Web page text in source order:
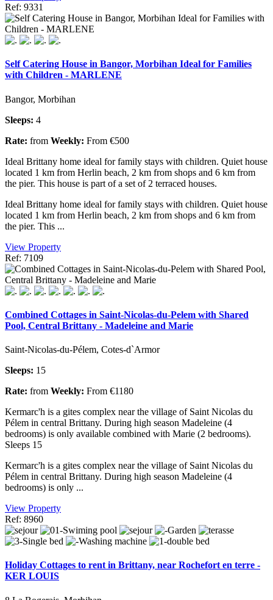
Ref: 9331
Self Catering House in Bangor, Morbihan Ideal for Families
with Children - MARLENE
Bangor, Morbihan
Sleeps: 4
Rate: from Weekly: From €500
Ideal Brittany home ideal for family stays with children. Quiet house
located 1 km from Herlin beach, 2 km from shops and 6 km from
the pier. This house is part of a set of 2 terraced houses.
Ideal Brittany home ideal for family stays with children. Quiet house
located 1 km from Herlin beach, 2 km from shops and 6 km from
the pier. This ...
View Property
Ref: 7109
Combined Cottages in Saint-Nicolas-du-Pelem with Shared
Pool, Central Brittany - Madeleine and Marie
Saint-Nicolas-du-Pélem, Cotes-d`Armor
Sleeps: 15
Rate: from Weekly: From €1180
Kermarc'h is a gites complex near the village of Saint Nicolas du
Pélem in central Brittany. During high season Madeleine (4
bedrooms) is only available combined with Marie (2 bedrooms).
Sleeps 15
Kermarc'h is a gites complex near the village of Saint Nicolas du
Pélem in central Brittany. During high season Madeleine (4
bedrooms) is only ...
View Property
Ref: 8960
Holiday Cottages to rent in Brittany, near Rochefort en terre -
KER LOUIS